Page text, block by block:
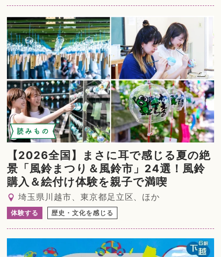
読みもの
【2026全国】まさに耳で感じる夏の絶
景「風鈴まつり＆風鈴市」24選！風鈴
購入＆絵付け体験を親子で満喫
埼玉県川越市、東京都足立区、ほか
体験する 歴史・文化を感じる